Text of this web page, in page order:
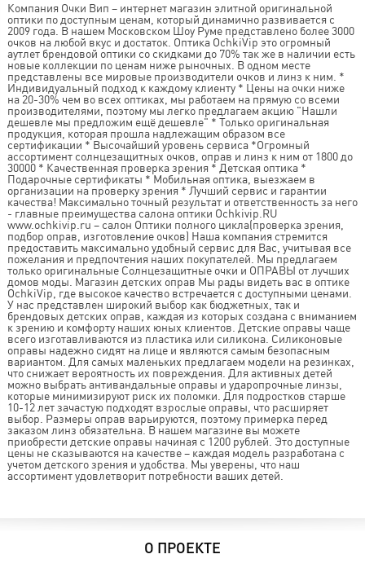
Компания Очки Вип – интернет магазин элитной оригинальной
оптики по доступным ценам, который динамично развивается с
2009 года. В нашем Московском Шоу Руме представлено более 3000
очков на любой вкус и достаток. Оптика OchkiVip это огромный
аутлет брендовой оптики со скидками до 70% так же в наличии есть
новые коллекции по ценам ниже рыночных. В одном месте
представлены все мировые производители очков и линз к ним. *
Индивидуальный подход к каждому клиенту * Цены на очки ниже
на 20-30% чем во всех оптиках, мы работаем на прямую со всеми
производителями, поэтому мы легко предлагаем акцию "Нашли
дешевле мы предложим ещё дешевле" * Только оригинальная
продукция, которая прошла надлежащим образом все
сертификации * Высочайший уровень сервиса *Огромный
ассортимент солнцезащитных очков, оправ и линз к ним от 1800 до
30000 * Качественная проверка зрения * Детская оптика *
Подарочные сертификаты * Мобильная оптика, выезжаем в
организации на проверку зрения * Лучший сервис и гарантии
качества! Максимально точный результат и ответственность за него
- главные преимущества салона оптики Ochkivip.RU
www.ochkivip.ru – салон Оптики полного цикла(проверка зрения,
подбор оправ, изготовление очков) Наша компания стремится
предоставить максимально удобный сервис для Вас, учитывая все
пожелания и предпочтения наших покупателей. Мы предлагаем
только оригинальные Солнцезащитные очки и ОПРАВЫ от лучших
домов моды. Магазин детских оправ Мы рады видеть вас в оптике
OchkiVip, где высокое качество встречается с доступными ценами.
У нас представлен широкий выбор как бюджетных, так и
брендовых детских оправ, каждая из которых создана с вниманием
к зрению и комфорту наших юных клиентов. Детские оправы чаще
всего изготавливаются из пластика или силикона. Силиконовые
оправы надежно сидят на лице и являются самым безопасным
вариантом. Для самых маленьких предлагаем модели на резинках,
что снижает вероятность их повреждения. Для активных детей
можно выбрать антивандальные оправы и ударопрочные линзы,
которые минимизируют риск их поломки. Для подростков старше
10-12 лет зачастую подходят взрослые оправы, что расширяет
выбор. Размеры оправ варьируются, поэтому примерка перед
заказом линз обязательна. В нашем магазине вы можете
приобрести детские оправы начиная с 1200 рублей. Это доступные
цены не сказываются на качестве – каждая модель разработана с
учетом детского зрения и удобства. Мы уверены, что наш
ассортимент удовлетворит потребности ваших детей.
О ПРОЕКТЕ